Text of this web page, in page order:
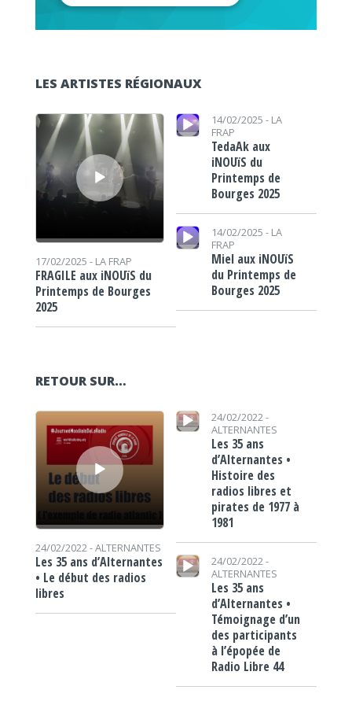
LES ARTISTES RÉGIONAUX
Lecteur audio
17/02/2025 - LA FRAP
FRAGILE aux iNOUïS du
Printemps de Bourges
2025
Lecteur audio 14/02/2025 - LA
FRAP
TedaAk aux
iNOUïS du
Printemps de
Bourges 2025
Lecteur audio
14/02/2025 - LA
FRAP
Miel aux iNOUïS
du Printemps de
Bourges 2025
RETOUR SUR…
Lecteur audio
24/02/2022 -ALTERNANTES
Les 35 ans d’Alternantes
• Le début des radios
libres
Lecteur audio
24/02/2022 -
ALTERNANTES
Les 35 ans
d’Alternantes •
Histoire des
radios libres et
pirates de 1977 à
1981
Lecteur audio
24/02/2022 -
ALTERNANTES
Les 35 ans
d’Alternantes •
Témoignage d’un
des participants
à l’épopée de
Radio Libre 44